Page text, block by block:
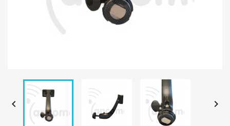
 